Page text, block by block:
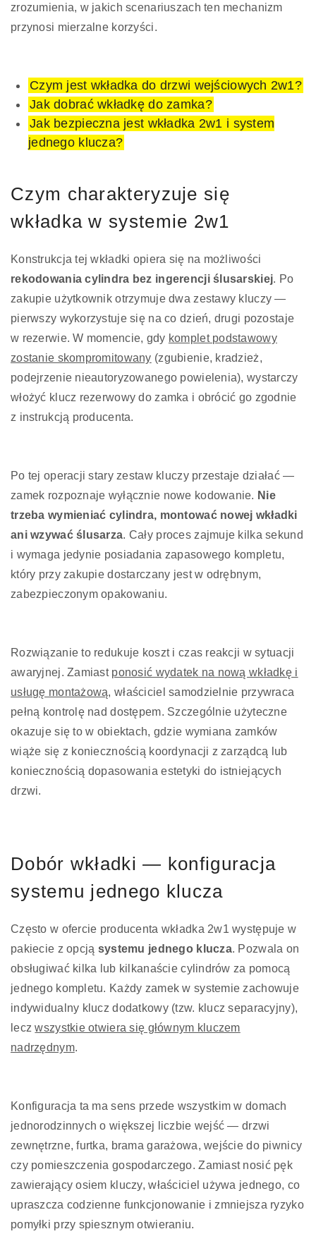
zrozumienia, w jakich scenariuszach ten mechanizm
przynosi mierzalne korzyści.
Czym jest wkładka do drzwi wejściowych 2w1?
Jak dobrać wkładkę do zamka?
Jak bezpieczna jest wkładka 2w1 i system
jednego klucza?
Czym charakteryzuje się
wkładka w systemie 2w1
Konstrukcja tej wkładki opiera się na możliwości
rekodowania cylindra bez ingerencji ślusarskiej. Po
zakupie użytkownik otrzymuje dwa zestawy kluczy —
pierwszy wykorzystuje się na co dzień, drugi pozostaje
w rezerwie. W momencie, gdy komplet podstawowy
zostanie skompromitowany (zgubienie, kradzież,
podejrzenie nieautoryzowanego powielenia), wystarczy
włożyć klucz rezerwowy do zamka i obrócić go zgodnie
z instrukcją producenta.
Po tej operacji stary zestaw kluczy przestaje działać —
zamek rozpoznaje wyłącznie nowe kodowanie. Nie
trzeba wymieniać cylindra, montować nowej wkładki
ani wzywać ślusarza. Cały proces zajmuje kilka sekund
i wymaga jedynie posiadania zapasowego kompletu,
który przy zakupie dostarczany jest w odrębnym,
zabezpieczonym opakowaniu.
Rozwiązanie to redukuje koszt i czas reakcji w sytuacji
awaryjnej. Zamiast ponosić wydatek na nową wkładkę i
usługę montażową, właściciel samodzielnie przywraca
pełną kontrolę nad dostępem. Szczególnie użyteczne
okazuje się to w obiektach, gdzie wymiana zamków
wiąże się z koniecznością koordynacji z zarządcą lub
koniecznością dopasowania estetyki do istniejących
drzwi.
Dobór wkładki — konfiguracja
systemu jednego klucza
Często w ofercie producenta wkładka 2w1 występuje w
pakiecie z opcją systemu jednego klucza. Pozwala on
obsługiwać kilka lub kilkanaście cylindrów za pomocą
jednego kompletu. Każdy zamek w systemie zachowuje
indywidualny klucz dodatkowy (tzw. klucz separacyjny),
leczwszystkie otwiera się głównym kluczem
nadrzędnym.
Konfiguracja ta ma sens przede wszystkim w domach
jednorodzinnych o większej liczbie wejść — drzwi
zewnętrzne, furtka, brama garażowa, wejście do piwnicy
czy pomieszczenia gospodarczego. Zamiast nosić pęk
zawierający osiem kluczy, właściciel używa jednego, co
upraszcza codzienne funkcjonowanie i zmniejsza ryzyko
pomyłki przy spiesznym otwieraniu.